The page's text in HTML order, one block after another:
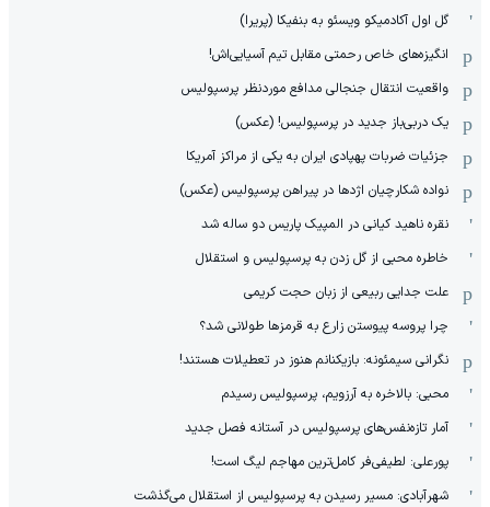
گل اول آکادمیکو ویسئو به بنفیکا (پریرا)
انگیزه‌های خاص رحمتی مقابل تیم‌ آسیایی‌اش!
واقعیت انتقال جنجالی مدافع موردنظر پرسپولیس
یک دربی‌باز جدید در پرسپولیس! (عکس)
جزئیات ضربات پهپادی ایران به یکی از مراکز آمریکا
نواده شکارچیان اژدها در پیراهن پرسپولیس (عکس)
نقره ناهید کیانی در المپیک پاریس دو ساله شد
خاطره محبی از گل زدن به پرسپولیس و استقلال
علت جدایی ربیعی از زبان حجت کریمی
چرا پروسه پیوستن زارع به قرمزها طولانی شد؟
نگرانی سیمئونه: بازیکنانم هنوز در تعطیلات هستند!
محبی: بالاخره به آرزویم، پرسپولیس رسیدم
آمار تازه‌نفس‌های پرسپولیس در آستانه فصل جدید
پورعلی: لطیفی‌فر کامل‌ترین مهاجم لیگ است!
شهرآبادی: مسیر رسیدن به پرسپولیس از استقلال می‌گذشت